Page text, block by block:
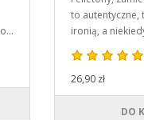
to autentyczne,
ironią, a
26,90 zł
DO